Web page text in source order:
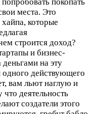
места. Это
которые
строится доход?
и бизнес-
на эту
одного действующего
вам льют наглую и
деятельность
создатели этого